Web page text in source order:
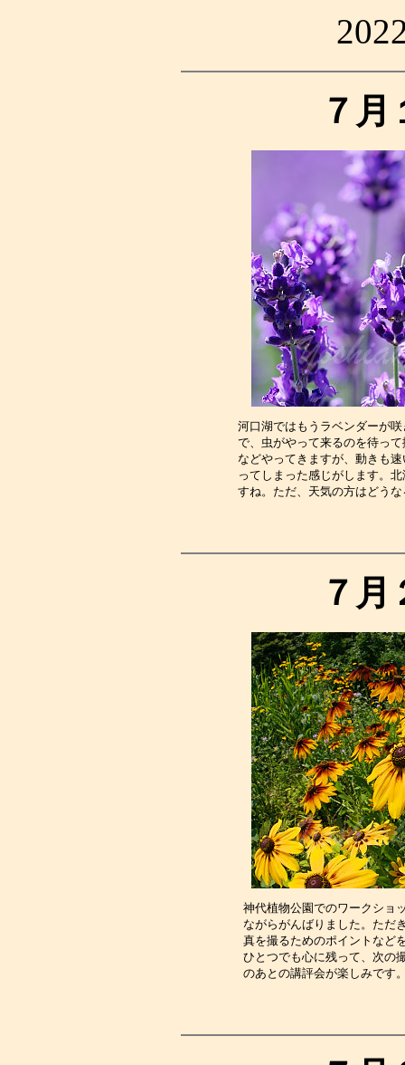
７
河口湖ではもうラベンダーが
で、虫がやって来るのを待っ
などやってきますが、動きも
ってしまった感じがします。
すね。ただ、天気
７
神代植物公園でのワークショ
ながらがんばりました。ただ
真を撮るためのポイントなど
ひとつでも心に残って、次の
のあとの講